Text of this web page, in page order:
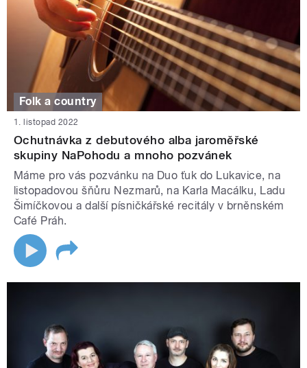
Folk a country
1. listopad 2022
Ochutnávka z debutového alba jaroměřské
skupiny NaPohodu a mnoho pozvánek
Máme pro vás pozvánku na Duo ťuk do Lukavice, na
listopadovou šňůru Nezmarů, na Karla Macálku, Ladu
Šimíčkovou a další písničkářské recitály v brněnském
Café Práh.